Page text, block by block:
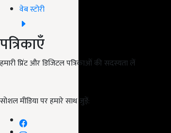
वेब स्टोरी
पत्रिकाएँ
हमारी प्रिंट और डिजिटल पत्रिकाओं की सदस्यता लें
सोशल मीडिया पर हमारे साथ जुड़ें: